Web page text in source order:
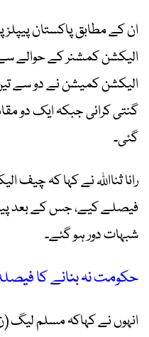
ان کے مطابق پاکستان
الیکشن کمشنر کے حوالے
الیکشن کمیشن نے دو سے
گنتی کرائی جبکہ ایک دو
گئی۔
رانا ثنااللہ نے کہا کہ
فیصلے کیے، جس کے بعد
شبہات دور ہو گئے۔
حکومت نہ بنانے کا